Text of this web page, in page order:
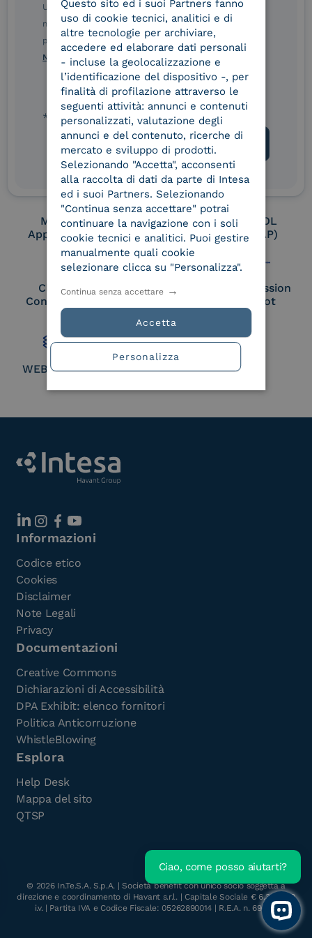
Conservatore
qualificato
UNI EN ISO 37001
UNI EN ISO 9001 UNI EN ISO 27001
UNI EN ISO 27017 UNI EN ISO 27018
Membro Adobe
Approved Trust List
Certified PEPPOL
Access Point (AP)
Cloud Signature
Consortium Member
European Commission
Large Scale Pilot
Member
WEBUILD Consortium
Ulteriori informazioni sulle procedure sono disponibili
nelle Norme di tutela della privacy INTESA. Inoltrando il
presente modulo, dichiaro di aver letto e compreso le
Norme di tutela della privacy INTESA
.
* campo obbligatorio
l'e-Book gratuito
Informazioni
Codice etico
Cookies
Disclaimer
Note Legali
Privacy
Documentazioni
Creative Commons
Dichiarazioni di Accessibilità
DPA Exhibit: elenco fornitori
Politica Anticorruzione
WhistleBlowing
Esplora
Help Desk
Mappa del sito
QTSP
© 2026In.Te.S.A. S.p.A. | Società benefit con unico socio soggetta a
direzione e coordinamento di Havant s.r.l. | Capitale Sociale € 6.300.000
i.v. | Partita IVA e Codice Fiscale: 05262890014 | R.E.A. n. 696117
ITALIAN
Questo sito ed i suoi Partners fanno
uso di cookie tecnici, analitici e di
altre tecnologie per archiviare,
accedere ed elaborare dati personali
- incluse la geolocalizzazione e
l’identificazione del dispositivo -, per
finalità di profilazione attraverso le
seguenti attività: annunci e contenuti
personalizzati, valutazione degli
annunci e del contenuto, ricerche di
mercato e sviluppo di prodotti.
Selezionando "Accetta", acconsenti
alla raccolta di dati da parte di Intesa
ed i suoi Partners. Selezionando
"Continua senza accettare" potrai
continuare la navigazione con i soli
cookie tecnici e analitici. Puoi gestire
manualmente quali cookie
selezionare clicca su "Personalizza".
Accetta
Continua senza accettare
Personalizza
Open
Ciao, come posso aiutarti?